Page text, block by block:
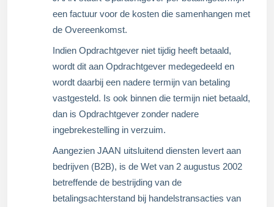
een factuur voor de kosten die samenhangen met
de Overeenkomst.
Indien Opdrachtgever niet tijdig heeft betaald,
wordt dit aan Opdrachtgever medegedeeld en
wordt daarbij een nadere termijn van betaling
vastgesteld. Is ook binnen die termijn niet betaald,
dan is Opdrachtgever zonder nadere
ingebrekestelling in verzuim.
Aangezien JAAN uitsluitend diensten levert aan
bedrijven (B2B), is de Wet van 2 augustus 2002
betreffende de bestrijding van de
betalingsachterstand bij handelstransacties van